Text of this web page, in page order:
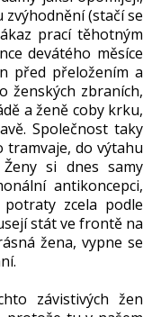
(stačí se
prací těhotným
devátého měsíce
před přeložením a
ženských zbraních,
a ženě coby krku,
Společnost taky
tramvaje, do výtahu
si dnes samy
antikoncepci,
zcela podle
stát ve frontě na
žena, vypne se
závistivých žen